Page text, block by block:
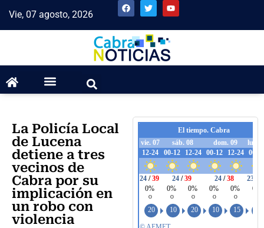
Vie, 07 agosto, 2026
La Policía Local
de Lucena
detiene a tres
vecinos de
Cabra por su
implicación en
un robo con
violencia